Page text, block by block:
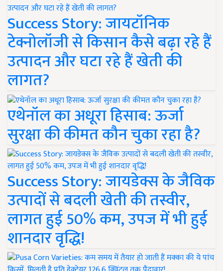
Success Story: जायटॉनिक
टेक्नोलॉजी से किसान कैसे बढ़ा रहे हैं
उत्पादन और घटा रहे हैं खेती की
लागत?
एथेनॉल का अधूरा हिसाब: ऊर्जा
सुरक्षा की कीमत कौन चुका रहा है?
Success Story: जायडेक्स के जैविक
उत्पादों से बदली खेती की तस्वीर,
लागत हुई 50% कम, उपज में भी हुई
शानदार वृद्धि!